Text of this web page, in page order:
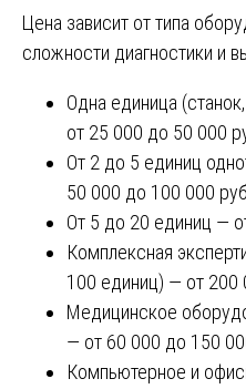
Цена зависит от типа
сложности диагностики и
Одна единица
от 25 000 до 50 000
От 2 до 5 единиц
50 000 до 100 000 руб.
От 5 до 20 единиц —
Комплексная
100 единиц) — от 200
Медицинское
— от 60 000 до 150
Компьютерное и